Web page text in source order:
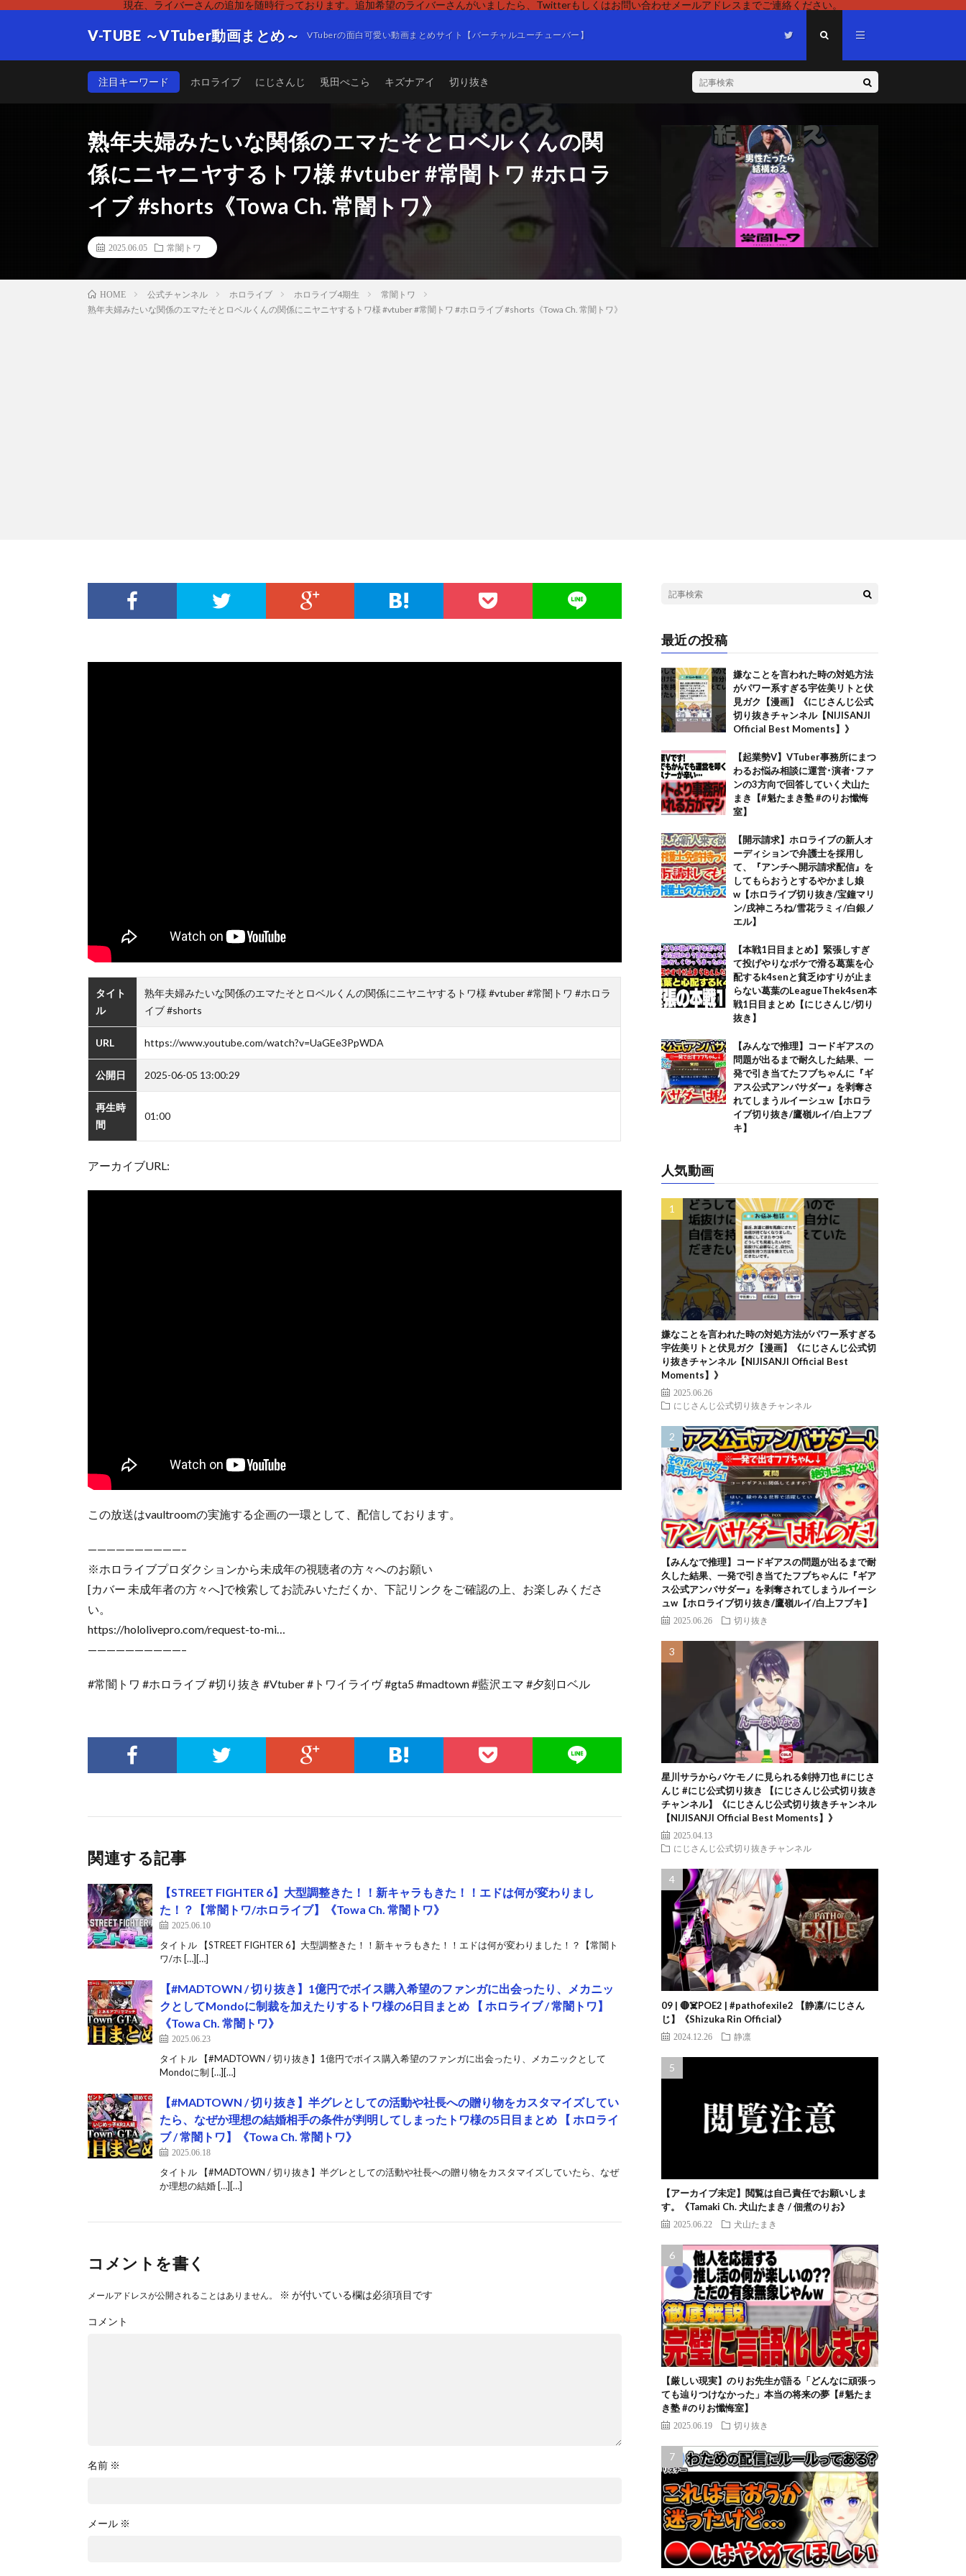
現在、ライバーさんの追加を随時行っております。追加希望のライバーさんがいましたら、Twitterもしくはお問い合わせメールアドレスまでご連絡ください。
V-TUBE ～VTuber動画まとめ～ VTuberの面白可愛い動画まとめサイト【バーチャルユーチューバー】
注目キーワード ホロライブ にじさんじ 兎田ぺこら キズナアイ 切り抜き
熟年夫婦みたいな関係のエマたそとロベルくんの関
係にニヤニヤするトワ様 #vtuber #常闇トワ #ホロラ
イブ #shorts《Towa Ch. 常闇トワ》
2025.06.05 常闇トワ
HOME 公式チャンネル ホロライブ ホロライブ4期生
常闇トワ
熟年夫婦みたいな関係のエマたそとロベルくんの関係にニヤニヤするトワ様 #vtuber #常闇トワ #ホロライブ #shorts《Towa Ch. 常闇トワ》
タイト
ル
熟年夫婦みたいな関係のエマたそとロベルくんの関係にニヤニヤするトワ様 #vtuber #常闇トワ #ホロラ
イブ #shorts
URL https://www.youtube.com/watch?v=UaGEe3PpWDA
公開日 2025-06-05 13:00:29
再生時
間
01:00
アーカイブURL:
この放送はvaultroomの実施する企画の一環として、配信しております。
——————————–
※ホロライブプロダクションから未成年の視聴者の方々へのお願い
[カバー 未成年者の方々へ]で検索してお読みいただくか、下記リンクをご確認の上、お楽しみくださ
い。
https://hololivepro.com/request-to-mi…
——————————–
#常闇トワ #ホロライブ #切り抜き #Vtuber #トワイライヴ #gta5 #madtown #藍沢エマ #夕刻ロベル
関連する記事
【STREET FIGHTER 6】大型調整きた！！新キャラもきた！！エドは何が変わりまし
た！？【常闇トワ/ホロライブ】《Towa Ch. 常闇トワ》
2025.06.10
タイトル 【STREET FIGHTER 6】大型調整きた！！新キャラもきた！！エドは何が変わりました！？【常闇ト
ワ/ホ […][…]
【#MADTOWN / 切り抜き】1億円でボイス購入希望のファンガに出会ったり、メカニッ
クとしてMondoに制裁を加えたりするトワ様の6日目まとめ 【 ホロライブ / 常闇トワ】
《Towa Ch. 常闇トワ》
2025.06.23
タイトル 【#MADTOWN / 切り抜き】1億円でボイス購入希望のファンガに出会ったり、メカニックとして
Mondoに制 […][…]
【#MADTOWN / 切り抜き】半グレとしての活動や社長への贈り物をカスタマイズしてい
たら、なぜか理想の結婚相手の条件が判明してしまったトワ様の5日目まとめ 【 ホロライ
ブ / 常闇トワ】《Towa Ch. 常闇トワ》
2025.06.18
タイトル 【#MADTOWN / 切り抜き】半グレとしての活動や社長への贈り物をカスタマイズしていたら、なぜ
か理想の結婚 […][…]
コメントを書く
メールアドレスが公開されることはありません。 ※ が付いている欄は必須項目です
コメント
名前 ※
メール ※
最近の投稿
嫌なことを言われた時の対処方法
がパワー系すぎる宇佐美リトと伏
見ガク【漫画】《にじさんじ公式
切り抜きチャンネル【NIJISANJI
Official Best Moments】》
【起業勢V】VTuber事務所にまつ
わるお悩み相談に運営･演者･ファ
ンの3方向で回答していく犬山た
まき【#魁たまき塾 #のりお懺悔
室】
【開示請求】ホロライブの新人オ
ーディションで弁護士を採用し
て、『アンチへ開示請求配信』を
してもらおうとするやかまし娘
w【ホロライブ切り抜き/宝鐘マリ
ン/戌神ころね/雪花ラミィ/白銀ノ
エル】
【本戦1日目まとめ】緊張しすぎ
て投げやりなボケで滑る葛葉を心
配するk4senと貧乏ゆすりが止ま
らない葛葉のLeagueThek4sen本
戦1日目まとめ【にじさんじ/切り
抜き】
【みんなで推理】コードギアスの
問題が出るまで耐久した結果、一
発で引き当てたフブちゃんに『ギ
アス公式アンバサダー』を剥奪さ
れてしまうルイーシュw【ホロラ
イブ切り抜き/鷹嶺ルイ/白上フブ
キ】
人気動画
嫌なことを言われた時の対処方法がパワー系すぎる
宇佐美リトと伏見ガク【漫画】《にじさんじ公式切
り抜きチャンネル【NIJISANJI Official Best
Moments】》
2025.06.26
にじさんじ公式切り抜きチャンネル
【みんなで推理】コードギアスの問題が出るまで耐
久した結果、一発で引き当てたフブちゃんに『ギア
ス公式アンバサダー』を剥奪されてしまうルイーシ
ュw【ホロライブ切り抜き/鷹嶺ルイ/白上フブキ】
2025.06.26 切り抜き
星川サラからバケモノに見られる剣持刀也 #にじさ
んじ #にじ公式切り抜き 【にじさんじ公式切り抜き
チャンネル】《にじさんじ公式切り抜きチャンネル
【NIJISANJI Official Best Moments】》
2025.04.13
にじさんじ公式切り抜きチャンネル
09 | 🔴☠️POE2 | #pathofexile2 【静凛/にじさん
じ】《Shizuka Rin Official》
2024.12.26 静凛
【アーカイブ未定】閲覧は自己責任でお願いしま
す。《Tamaki Ch. 犬山たまき / 佃煮のりお》
2025.06.22 犬山たまき
【厳しい現実】のりお先生が語る「どんなに頑張っ
ても辿りつけなかった」本当の将来の夢【#魁たま
き塾 #のりお懺悔室】
2025.06.19 切り抜き